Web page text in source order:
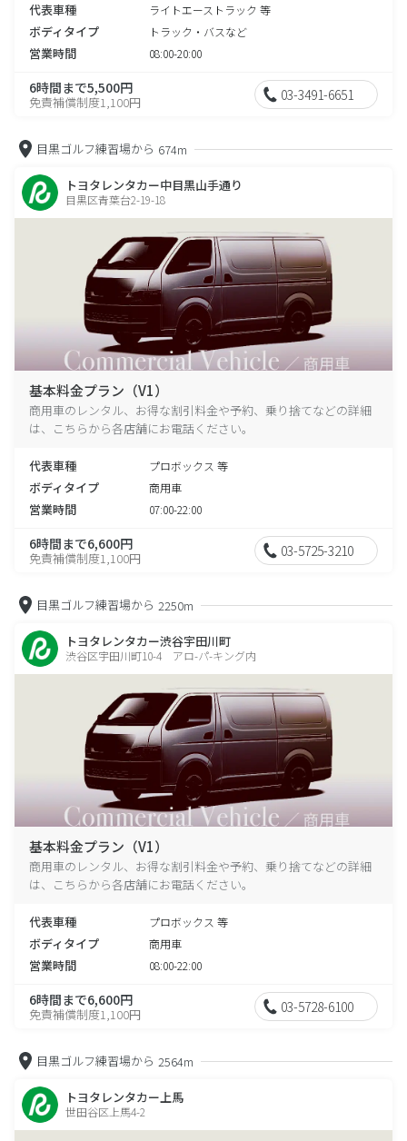
代表車種 ライトエーストラック 等
ボディタイプ トラック・バスなど
営業時間 08:00-20:00
6時間まで5,500円
免責補償制度1,100円 03-3491-6651
目黒ゴルフ練習場から 674m
トヨタレンタカー中目黒山手通り
目黒区青葉台2-19-18
基本料金プラン（V1）
商用車のレンタル、お得な割引料金や予約、乗り捨てなどの詳細
は、こちらから各店舗にお電話ください。
代表車種 プロボックス 等
ボディタイプ 商用車
営業時間 07:00-22:00
6時間まで6,600円
免責補償制度1,100円 03-5725-3210
目黒ゴルフ練習場から 2250m
トヨタレンタカー渋谷宇田川町
渋谷区宇田川町10-4 アロ-パ-キング内
基本料金プラン（V1）
商用車のレンタル、お得な割引料金や予約、乗り捨てなどの詳細
は、こちらから各店舗にお電話ください。
代表車種 プロボックス 等
ボディタイプ 商用車
営業時間 08:00-22:00
6時間まで6,600円
免責補償制度1,100円 03-5728-6100
目黒ゴルフ練習場から 2564m
トヨタレンタカー上馬
世田谷区上馬4-2